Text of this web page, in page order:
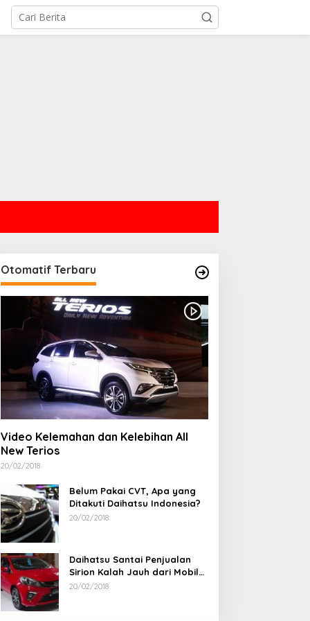
Otomatif Terbaru
Video Kelemahan dan Kelebihan All
New Terios
20/02/2018
Belum Pakai CVT, Apa yang
Ditakuti Daihatsu Indonesia?
20/02/2018
Daihatsu Santai Penjualan
Sirion Kalah Jauh dari Mobil
LCGC
20/02/2018